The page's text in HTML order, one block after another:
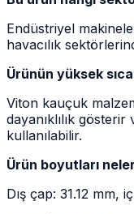
Endüstriyel
havacılık
Ürünün yüksek
Viton kauçuk
dayanıklılık
kullanılabilir.
Ürün boyutları
Dış çap: 31.12 mm,